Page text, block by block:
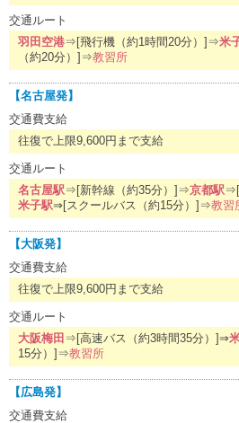
交通ルート
羽田空港⇒[飛行機（約1時間20分）]⇒米
（約20分）]⇒教習所
【名古屋発】
交通費支給
往復で上限9,600円まで支給
交通ルート
名古屋駅⇒[新幹線（約35分）]⇒京都駅⇒[
米子駅⇒[スクールバス（約15分）]⇒教習
【大阪発】
交通費支給
往復で上限9,600円まで支給
交通ルート
大阪梅田 ⇒[高速バス（約3時間35分）]⇒
15分）]⇒教習所
【広島発】
交通費支給